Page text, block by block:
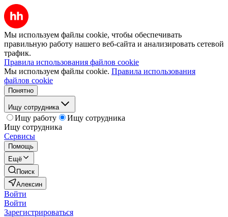
Мы используем файлы cookie, чтобы обеспечивать
правильную работу нашего веб-сайта и анализировать сетевой
трафик.
Правила использования файлов cookie
Мы используем файлы cookie. Правила использования
файлов cookie
Понятно
Ищу сотрудника
Ищу работу
Ищу сотрудника
Ищу сотрудника
Сервисы
Помощь
Ещё
Поиск
Алексин
Войти
Войти
Зарегистрироваться